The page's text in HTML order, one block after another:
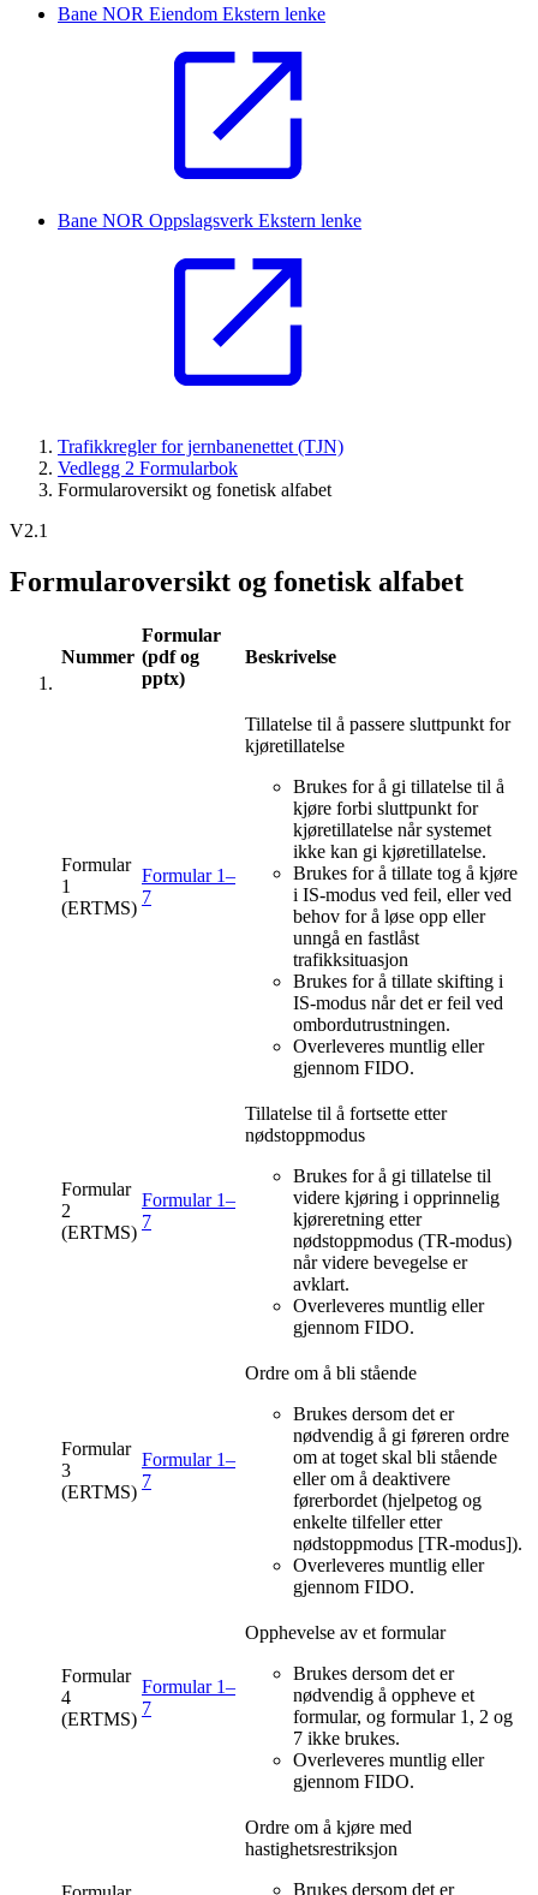
Bane NOR Eiendom Ekstern lenke
Bane NOR Oppslagsverk Ekstern lenke
Trafikkregler for jernbanenettet (TJN)
Vedlegg 2 Formularbok
Formularoversikt og fonetisk alfabet
V2.1
Formularoversikt og fonetisk alfabet
Nummer
Formular
(pdf og
pptx)
Beskrivelse
Formular
1
(ERTMS)
Formular 1–
7
Tillatelse til å passere sluttpunkt for
kjøretillatelse
Brukes for å gi tillatelse til å
kjøre forbi sluttpunkt for
kjøretillatelse når systemet
ikke kan gi kjøretillatelse.
Brukes for å tillate tog å kjøre
i IS-modus ved feil, eller ved
behov for å løse opp eller
unngå en fastlåst
trafikksituasjon
Brukes for å tillate skifting i
IS-modus når det er feil ved
ombordutrustningen.
Overleveres muntlig eller
gjennom FIDO.
Formular
2
(ERTMS)
Formular 1–
7
Tillatelse til å fortsette etter
nødstoppmodus
Brukes for å gi tillatelse til
videre kjøring i opprinnelig
kjøreretning etter
nødstoppmodus (TR-modus)
når videre bevegelse er
avklart.
Overleveres muntlig eller
gjennom FIDO.
Formular
3
(ERTMS)
Formular 1–
7
Ordre om å bli stående
Brukes dersom det er
nødvendig å gi føreren ordre
om at toget skal bli stående
eller om å deaktivere
førerbordet (hjelpetog og
enkelte tilfeller etter
nødstoppmodus [TR-modus]).
Overleveres muntlig eller
gjennom FIDO.
Formular
4
(ERTMS)
Formular 1–
7
Opphevelse av et formular
Brukes dersom det er
nødvendig å oppheve et
formular, og formular 1, 2 og
7 ikke brukes.
Overleveres muntlig eller
gjennom FIDO.
Ordre om å kjøre med
hastighetsrestriksjon
Brukes dersom det er